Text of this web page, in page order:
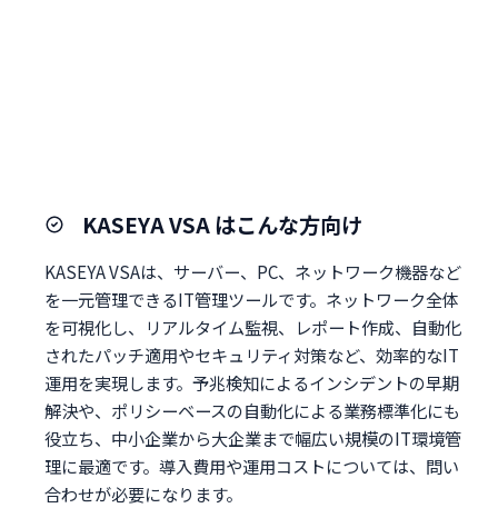
KASEYA VSA はこんな方向け
KASEYA VSAは、サーバー、PC、ネットワーク機器など
を一元管理できるIT管理ツールです。ネットワーク全体
を可視化し、リアルタイム監視、レポート作成、自動化
されたパッチ適用やセキュリティ対策など、効率的なIT
運用を実現します。予兆検知によるインシデントの早期
解決や、ポリシーベースの自動化による業務標準化にも
役立ち、中小企業から大企業まで幅広い規模のIT環境管
理に最適です。導入費用や運用コストについては、問い
合わせが必要になります。